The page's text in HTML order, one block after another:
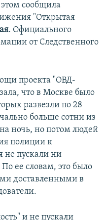
сообщила
"Открытая
. Официального
от Следственного
проекта "ОВД-
что в Москве было
развезли по 28
больше сотни из
ночь, но потом людей
полиции к
не пускали ни
ее словам, это было
доставленными в
и не пускали